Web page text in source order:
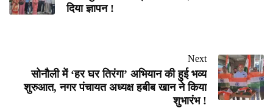
दिया ज्ञापन !
Next
सोनौली में ‘हर घर तिरंगा’ अभियान की हुई भव्य
शुरुआत, नगर पंचायत अध्यक्ष हबीब खान ने किया
शुभारंभ !